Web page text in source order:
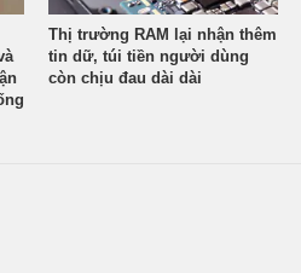
Thị trường RAM lại nhận thêm
tin dữ, túi tiền người dùng
còn chịu đau dài dài